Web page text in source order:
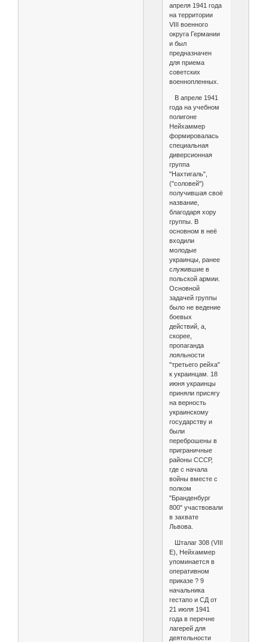
апреля 1941 года
на территории
VIII военного
округа Германии
и был
предназначен
для приема
советских
военнопленных.
В апреле 1941
года на учебном
полигоне
Нейхаммер
формировалась
специальная
диверсионная
группа
"Нахтигаль",
("соловей")
получившая своё
название,
благодаря хору
группы. В
основном в неё
входили
молодые
украинцы, ранее
служившие в
польской армии.
Основной
задачей группы
было не ведение
боевых
действий, а,
скорее,
пропаганда
лояльности
"третьего рейха"
к украинцам. 18
июня украинцы
приняли присягу
на верность
украинскому
государству и
были
переброшены в
приграничные
районы СССР,
где с начала
войны вместе с
полком
"Бранденбург
800" участвовали
в захвате
Львова.
Шталаг 308 (VIII
E), Нейхаммер
упоминается в
оперативном
приказе ? 9
начальника
гестапо и СД от
21 июля 1941
года в перечне
лагерей для
деятельности